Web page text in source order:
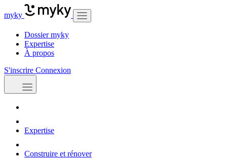
myky
Dossier myky
Expertise
À propos
S'inscrire Connexion
Expertise
Construire et rénover